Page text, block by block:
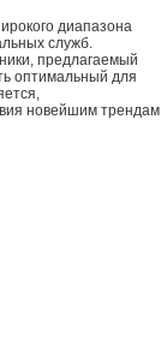
диапазона
служб.
предлагаемый
оптимальный для
новейшим трендам